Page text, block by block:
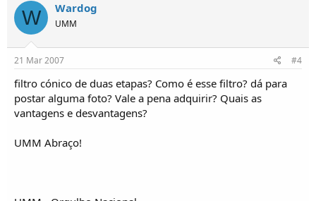
W Wardog
UMM
21 Mar 2007 #4
filtro cónico de duas etapas? Como é esse filtro? dá para
postar alguma foto? Vale a pena adquirir? Quais as
vantagens e desvantagens?
UMM Abraço!